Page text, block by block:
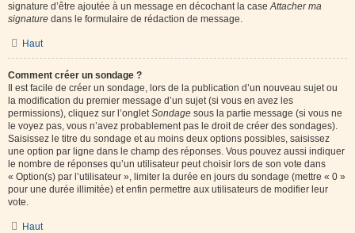
signature d’être ajoutée à un message en décochant la caseAttacher ma
signature dans le formulaire de rédaction de message.
Haut
Comment créer un sondage ?
Il est facile de créer un sondage, lors de la publication d’un nouveau sujet ou
la modification du premier message d’un sujet (si vous en avez les
permissions), cliquez sur l’ongletSondage sous la partie message (si vous ne
le voyez pas, vous n’avez probablement pas le droit de créer des sondages).
Saisissez le titre du sondage et au moins deux options possibles, saisissez
une option par ligne dans le champ des réponses. Vous pouvez aussi indiquer
le nombre de réponses qu’un utilisateur peut choisir lors de son vote dans
« Option(s) par l’utilisateur », limiter la durée en jours du sondage (mettre « 0 »
pour une durée illimitée) et enfin permettre aux utilisateurs de modifier leur
vote.
Haut